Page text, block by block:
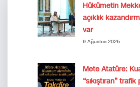
Hükümetin
açıklık
var
9 Ağustos 2026
Mete Atatüre:
“sıkıştıran” trafik